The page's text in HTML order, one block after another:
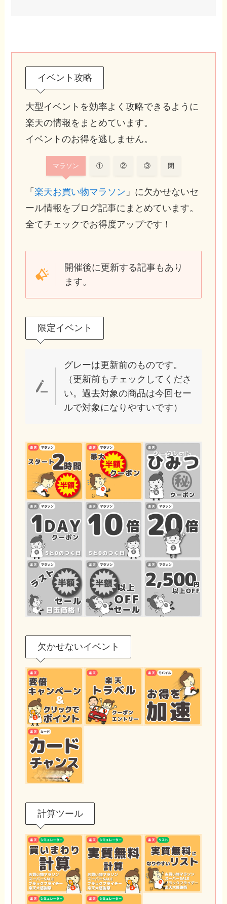
イベント攻略
大型イベントを効率よく攻略できるように
楽天の情報をまとめています。
イベントのお得を逃しません。
マラソン ① ② ③ 閉
「楽天お買い物マラソン 」に欠かせないセ
ール情報をブログ記事にまとめています。
全てチェックでお得度アップです！
開催後に更新する記事もあり
ます。
限定イベント
グレーは更新前のものです。
（更新前もチェックしてくださ
い。過去対象の商品は今回セー
ルで対象になりやすいです）
欠かせないイベント
計算ツール